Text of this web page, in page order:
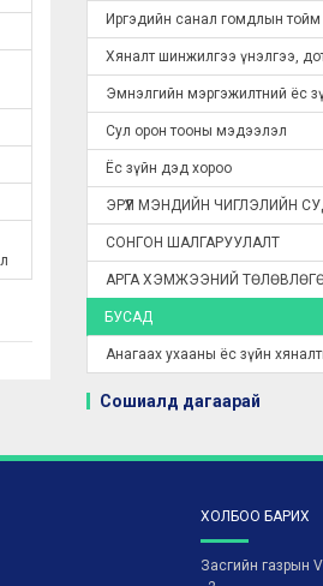
Иргэдийн санал гомдлын тойм
Хяналт шинжилгээ үнэлгээ,
Эмнэлгийн мэргэжилтний ёс
Сул орон тооны мэдээлэл
Ёс зүйн дэд хороо
ЭРҮҮЛ МЭНДИЙН ЧИГЛЭЛИЙН
СОНГОН ШАЛГАРУУЛАЛТ
АРГА ХЭМЖЭЭНИЙ
БУСАД
Анагаах ухааны ёс зүйн
Сошиалд дагаарай
ХОЛБОО БАРИХ
Засгийн газрын